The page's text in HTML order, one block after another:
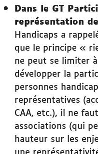
Dans le GT
représentation
Handicaps a
que le principe «
ne peut se limiter
développer la
personnes
représentatives
CAA, etc.), il ne
associations (qui
hauteur sur les